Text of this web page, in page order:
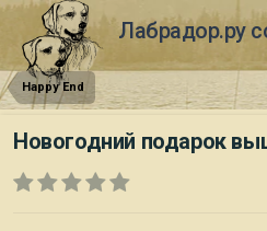
Лабрадор.ру
Happy End
Новогодний подарок